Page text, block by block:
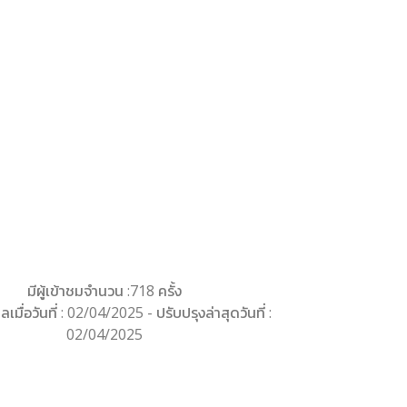
มีผู้เข้าชมจำนวน :718 ครั้ง
มื่อวันที่ : 02/04/2025 - ปรับปรุงล่าสุดวันที่ :
02/04/2025